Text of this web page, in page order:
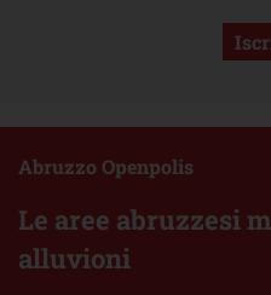
Le aree abruzzesi
alluvioni
Abruzzo Openpolis